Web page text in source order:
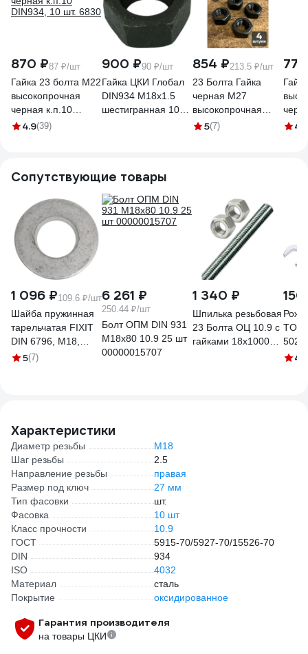
870 ₽87 ₽/шт
Гайка 23 болта М22
высокопрочная
черная к.п.10
DIN934, 10 шт. 6830
4.9(39)
900 ₽90 ₽/шт
Гайка ЦКИ Глобал
DIN934 М18х1.5
шестигранная 10
854 ₽213.5 ₽/шт
23 Болта Гайка
черная М27
высокопрочная
к.п.10 DIN934, 4 шт.
5(7) 4.9
Сопутствующие товары
1 096 ₽109.6 ₽/шт
Шайба пружинная
тарельчатая FIXIT
DIN 6796, M18,
Dacromet, 10 шт. W-
5(7)
6 261 ₽
250.44 ₽/шт
Болт ОПМ DIN 931
М18x80 10.9 25 шт
00000015707
1 340 ₽
Шпилька резьбовая
23 Болта ОЦ 10.9 с
гайками 18х1000
4.2
Характеристики
Диаметр резьбы
М18
Шаг резьбы
2.5
Направление резьбы
правая
Размер под ключ
27 мм
Тип фасовки
шт.
Фасовка
10 шт
Класс прочности
10.9
ГОСТ
5915-70/5927-70/15526-70
DIN
934
ISO
4032
Материал
сталь
Покрытие
оксидированное
Гарантия производителя
на товары ЦКИ